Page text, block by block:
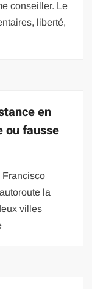
conseiller. Le
liberté,
en
ou fausse
Francisco
la
villes